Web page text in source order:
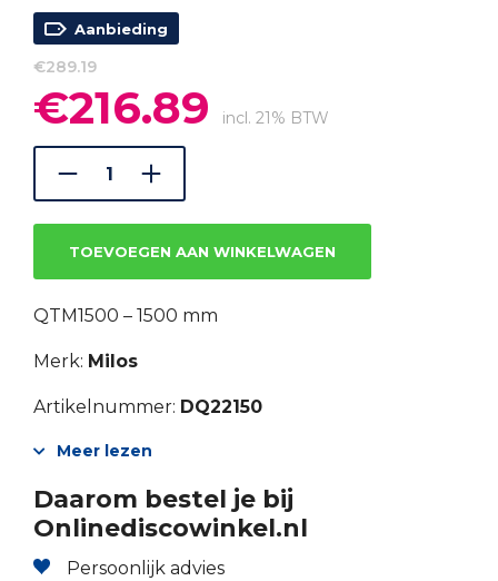
Aanbieding
€289.19
Oorspronkelijke
prijs
was:
€289.19.
€216.89 prijs
incl. 21% BTW
TOEVOEGEN AAN WINKELWAGEN
QTM1500 – 1500 mm
Merk: Milos
Artikelnummer: DQ22150
Meer lezen
Daarom bestel je bij
Onlinediscowinkel.nl
Persoonlijk advies